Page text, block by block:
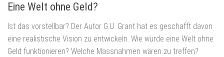
Eine Welt ohne Geld?
Ist das vorstellbar? Der Autor G.U. Grant hat es geschafft davon
eine realistische Vision zu entwickeln. Wie würde eine Welt ohne
Geld funktionieren? Welche Massnahmen wären zu treffen?